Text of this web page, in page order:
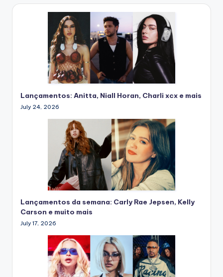
Lançamentos: Anitta, Niall Horan, Charli xcx e mais
July 24, 2026
Lançamentos da semana: Carly Rae Jepsen, Kelly
Carson e muito mais
July 17, 2026